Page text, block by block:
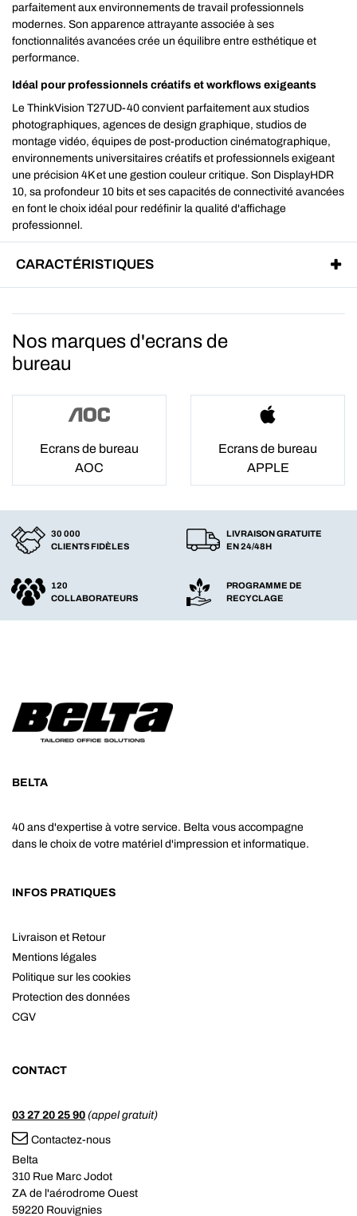
parfaitement aux environnements de travail professionnels
modernes. Son apparence attrayante associée à ses
fonctionnalités avancées crée un équilibre entre esthétique et
performance.
Idéal pour professionnels créatifs et workflows exigeants
Le ThinkVision T27UD-40 convient parfaitement aux studios
photographiques, agences de design graphique, studios de
montage vidéo, équipes de post-production cinématographique,
environnements universitaires créatifs et professionnels exigeant
une précision 4K et une gestion couleur critique. Son DisplayHDR
10, sa profondeur 10 bits et ses capacités de connectivité avancées
en font le choix idéal pour redéfinir la qualité d'affichage
professionnel.
CARACTÉRISTIQUES
Nos marques d'ecrans de
bureau
Ecrans de bureau
AOC
Ecrans de bureau
APPLE
30 000
CLIENTS FIDÈLES
LIVRAISON GRATUITE
EN 24/48H
120
COLLABORATEURS
PROGRAMME DE
RECYCLAGE
BELTA
40 ans d'expertise à votre service. Belta vous accompagne
dans le choix de votre matériel d'impression et informatique.
INFOS PRATIQUES
Livraison et Retour
Mentions légales
Politique sur les cookies
Protection des données
CGV
CONTACT
03 27 20 25 90 (appel gratuit)
Contactez-nous
Belta
310 Rue Marc Jodot
ZA de l'aérodrome Ouest
59220 Rouvignies